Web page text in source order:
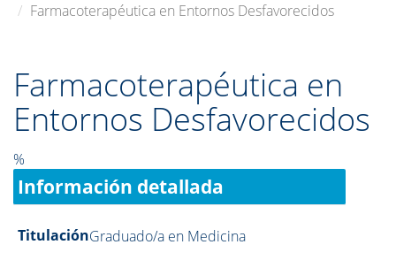
Farmacoterapéutica en Entornos Desfavorecidos
Farmacoterapéutica en
Entornos Desfavorecidos
%
Información detallada
TitulaciónGraduado/a en Medicina